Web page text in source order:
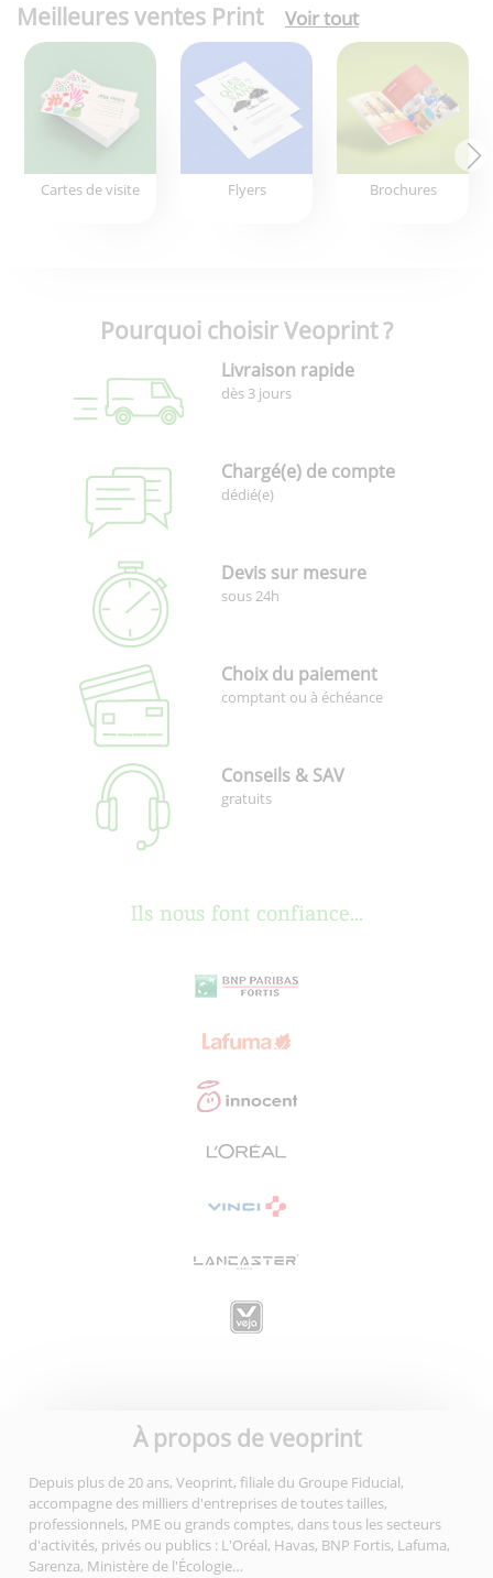
Meilleures ventes Print Voir tout
Cartes de visite Flyers Brochures
Pourquoi choisir Veoprint ?
Livraison rapide
dès 3 jours
Chargé(e) de compte
dédié(e)
Devis sur mesure
sous 24h
Choix du paiement
comptant ou à échéance
Conseils & SAV
gratuits
Ils nous font confiance...
À propos de veoprint
Depuis plus de 20 ans, Veoprint, filiale du Groupe Fiducial,
accompagne des milliers d'entreprises de toutes tailles,
professionnels, PME ou grands comptes, dans tous les secteurs
d'activités, privés ou publics : L'Oréal, Havas, BNP Fortis, Lafuma,
Sarenza, Ministère de l'Écologie…